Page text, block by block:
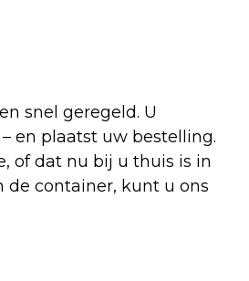
snel geregeld. U
en plaatst uw bestelling.
of dat nu bij u thuis is in
de container, kunt u ons